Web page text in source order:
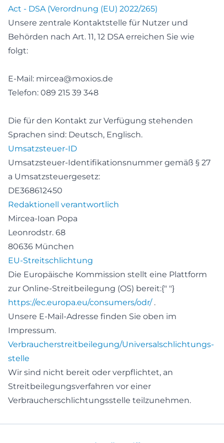
Act - DSA (Verordnung (EU) 2022/265)
Unsere zentrale Kontaktstelle für Nutzer und
Behörden nach Art. 11, 12 DSA erreichen Sie wie
folgt:
E-Mail: mircea@moxios.de
Telefon: 089 215 39 348
Die für den Kontakt zur Verfügung stehenden
Sprachen sind: Deutsch, Englisch.
Umsatzsteuer-ID
Umsatzsteuer-Identifikationsnummer gemäß § 27
a Umsatzsteuergesetz:
DE368612450
Redaktionell verantwortlich
Mircea-Ioan Popa
Leonrodstr. 68
80636 München
EU-Streitschlichtung
Die Europäische Kommission stellt eine Plattform
zur Online-Streitbeilegung (OS) bereit:{" "}
https://ec.europa.eu/consumers/odr/ .
Unsere E-Mail-Adresse finden Sie oben im
Impressum.
Verbraucher­streit­beilegung/Universal­schlichtungs­
stelle
Wir sind nicht bereit oder verpflichtet, an
Streitbeilegungsverfahren vor einer
Verbraucherschlichtungsstelle teilzunehmen.